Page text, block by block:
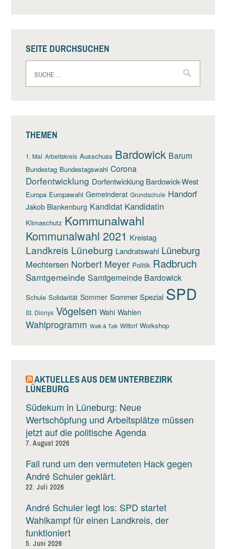
SEITE DURCHSUCHEN
nach:
THEMEN
1. Mai Arbeitskreis Ausschuss Bardowick Barum
Bundestag Bundestagswahl Corona
Dorfentwicklung Dorfentwicklung Bardowick-West
Europa Europawahl Gemeinderat Grundschule Handorf
Jakob Blankenburg Kandidat Kandidatin
Klimaschutz Kommunalwahl
Kommunalwahl 2021 Kreistag
Landkreis Lüneburg Landratswahl Lüneburg
Mechtersen Norbert Meyer Politik Radbruch
Samtgemeinde Samtgemeinde Bardowick
Schule Solidarität Sommer Sommer Spezial SPD
St. Dionys Vögelsen Wahl Wahlen
Wahlprogramm Walk & Talk Wittorf Workshop
AKTUELLES AUS DEM UNTERBEZIRK
LÜNEBURG
Südekum in Lüneburg: Neue
Wertschöpfung und Arbeitsplätze müssen
jetzt auf die politische Agenda
7. August 2026
Fall rund um den vermuteten Hack gegen
André Schuler geklärt.
22. Juli 2026
André Schuler legt los: SPD startet
Wahlkampf für einen Landkreis, der
funktioniert
5. Juni 2026